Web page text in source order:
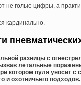
не голые цифры, а
кардинально.
разницы с
летальные
котором пуля уносит с
и охотничьего подходов.